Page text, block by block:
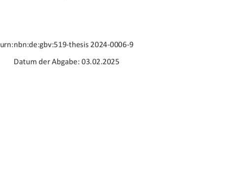
urn:nbn:de:gbv:519-thesis 2024-0006-9
Datum der Abgabe: 03.02.2025